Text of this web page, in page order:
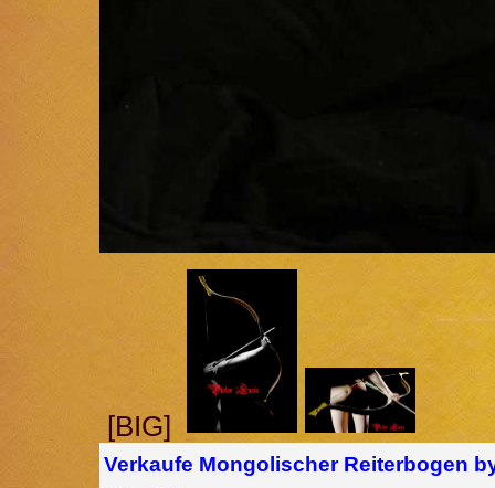
[BIG]
Verkaufe Mongolischer Reiterbogen